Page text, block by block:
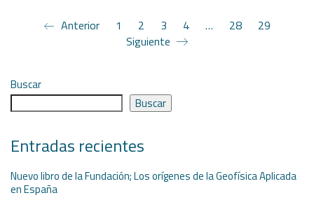
Anterior 1 2 3 4 … 28
29
Siguiente
Buscar
Buscar
Entradas recientes
Nuevo libro de la Fundación; Los orígenes de la Geofísica Aplicada
en España